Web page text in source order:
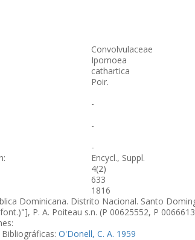
Convolvulaceae
Ipomoea
cathartica
Poir.
-
-
-
Encycl., Suppl.
4(2)
633
1816
Dominicana. Distrito Nacional. Santo
P. A. Poiteau s.n. (P 00625552, P
O'Donell, C. A. 1959